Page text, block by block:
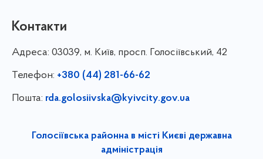
Контакти
Адреса: 03039, м. Київ, просп. Голосіївський, 42
Телефон: +380 (44) 281-66-62
Пошта: rda.golosiivska@kyivcity.gov.ua
Голосіївська районна в місті Києві державна
адміністрація